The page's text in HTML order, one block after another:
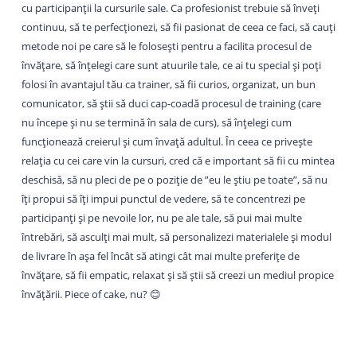
cu participanții la cursurile sale. Ca profesionist trebuie să înveți
continuu, să te perfecționezi, să fii pasionat de ceea ce faci, să cauți
metode noi pe care să le folosești pentru a facilita procesul de
învățare, să înțelegi care sunt atuurile tale, ce ai tu special și poți
folosi în avantajul tău ca trainer, să fii curios, organizat, un bun
comunicator, să știi să duci cap-coadă procesul de training (care
nu începe și nu se termină în sala de curs), să înțelegi cum
funcționează creierul și cum învață adultul. În ceea ce privește
relația cu cei care vin la cursuri, cred că e important să fii cu mintea
deschisă, să nu pleci de pe o poziție de ”eu le știu pe toate”, să nu
îți propui să îți impui punctul de vedere, să te concentrezi pe
participanți și pe nevoile lor, nu pe ale tale, să pui mai multe
întrebări, să asculți mai mult, să personalizezi materialele și modul
de livrare în așa fel încât să atingi cât mai multe preferițe de
învățare, să fii empatic, relaxat și să știi să creezi un mediul propice
învățării. Piece of cake, nu? 😊